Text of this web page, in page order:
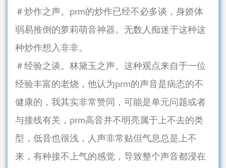
＃炒作之声。prm的炒作已经不必多谈，身娇体
弱易推倒的萝莉萌音神器。无数人痴迷于这种这
种炒作想入非非。
＃经验之谈。林黛玉之声。这种观点来自于一位
经验丰富的老烧，他认为prm的声音是病态的不
健康的，我其实非常赞同，可能是单元问题或者
与接线有关，prm高音并不明亮属于上不去的类
型，低音也很浅，人声非常贴但气息总是上不
来，有种接不上气的感觉，导致整个声音都浸在